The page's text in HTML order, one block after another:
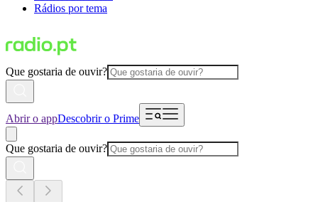
Rádios por tema
Que gostaria de ouvir?
Abrir o appDescobrir o Prime
Que gostaria de ouvir?